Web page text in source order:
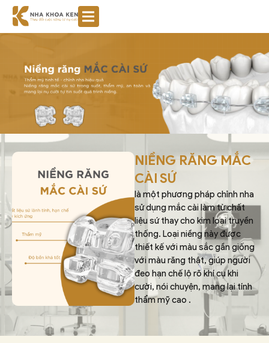
NIỀNG RĂNG MẮC
CÀI SỨ
là một phương pháp chỉnh nha
sử dụng mắc cài làm từ chất
liệu sứ thay cho kim loại truyền
thống. Loại niềng này được
thiết kế với màu sắc gần giống
với màu răng thật, giúp người
đeo hạn chế lộ rõ khí cụ khi
cười, nói chuyện, mang lại tính
thẩm mỹ cao .